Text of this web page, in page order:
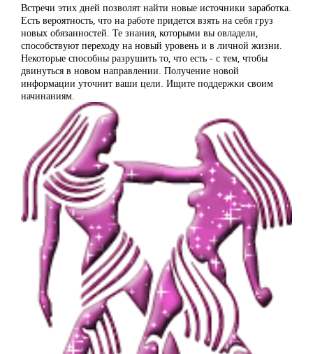
Встречи этих дней позволят найти новые источники заработка.
Есть вероятность, что на работе придется взять на себя груз
новых обязанностей. Те знания, которыми вы овладели,
способствуют переходу на новый уровень и в личной жизни.
Некоторые способны разрушить то, что есть - с тем, чтобы
двинуться в новом направлении. Получение новой
информации уточнит ваши цели. Ищите поддержки своим
начинаниям.